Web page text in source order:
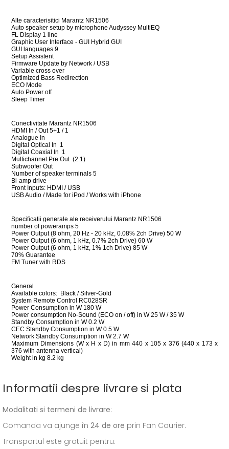
Alte caracterisitici Marantz NR1506
Auto speaker setup by microphone Audyssey MultiEQ
FL Display 1 line
Graphic User Interface - GUI Hybrid GUI
GUI languages 9
Setup Assistent
Firmware Update by Network / USB
Variable cross over
Optimized Bass Redirection
ECO Mode
Auto Power off
Sleep Timer
Conectivitate Marantz NR1506
HDMI In / Out 5+1 / 1
Analogue In
Digital Optical In 1
Digital Coaxial In 1
Multichannel Pre Out (2.1)
Subwoofer Out
Number of speaker terminals 5
Bi-amp drive -
Front Inputs: HDMI / USB
USB Audio / Made for iPod / Works with iPhone
Specificatii generale ale receiverului Marantz NR1506
number of poweramps 5
Power Output (8 ohm, 20 Hz - 20 kHz, 0.08% 2ch Drive) 50 W
Power Output (6 ohm, 1 kHz, 0.7% 2ch Drive) 60 W
Power Output (6 ohm, 1 kHz, 1% 1ch Drive) 85 W
70% Guarantee
FM Tuner with RDS
General
Available colors: Black / Silver-Gold
System Remote Control RC028SR
Power Consumption in W 180 W
Power consumption No-Sound (ECO on / off) in W 25 W / 35 W
Standby Consumption in W 0.2 W
CEC Standby Consumption in W 0.5 W
Network Standby Consumption in W 2.7 W
Maximum Dimensions (W x H x D) in mm 440 x 105 x 376 (440 x 173 x
376 with antenna vertical)
Weight in kg 8.2 kg
Informatii despre livrare si plata
Modalitati si termeni de livrare:
Comanda va ajunge în 24 de ore prin Fan Courier.
Transportul este gratuit pentru: